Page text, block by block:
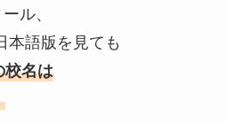
ル、
本語版を見ても
校名は